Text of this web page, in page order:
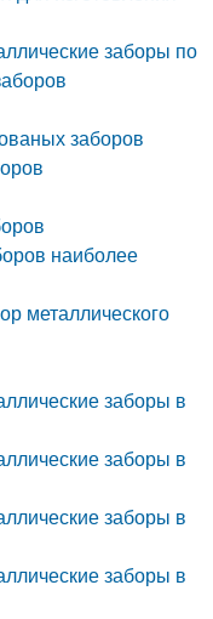
заборы по
заборов
наиболее
металлического
заборы в
заборы в
заборы в
заборы в